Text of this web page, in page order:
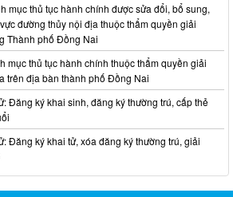
mục thủ tục hành chính được sửa đổi, bổ sung,
đường thủy nội địa thuộc thẩm quyền giải
Thành phố Đồng Nai
mục thủ tục hành chính thuộc thẩm quyền giải
trên địa bàn thành phố Đồng Nai
Đăng ký khai sinh, đăng ký thường trú, cấp thẻ
Đăng ký khai tử, xóa đăng ký thường trú, giải